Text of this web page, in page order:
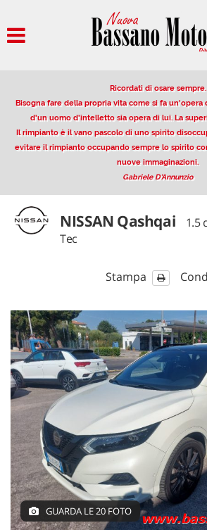
PARCO AUTO
AUTO IN VETRINA
NOLEGGIO
DESCRIZIONE DEL SERVIZIO
NLT
NOLEGGIO A BREVE TERMINE
ASSISTENZA
CONTATTI
PROMO FINANZIAMENTI
Ricordati di osare sempre.
Bisogna fare della propria vita come si fa un'opera
d'un uomo d'intelletto sia opera di lui. La
Il rimpianto è il vano pascolo di uno spirito
evitare il rimpianto occupando sempre lo spirito
nuove immaginazioni.
Gabriele D'Annunzio
NISSAN Qashqai
1.5
Tec
Stampa
GUARDA LE 20 FOTO